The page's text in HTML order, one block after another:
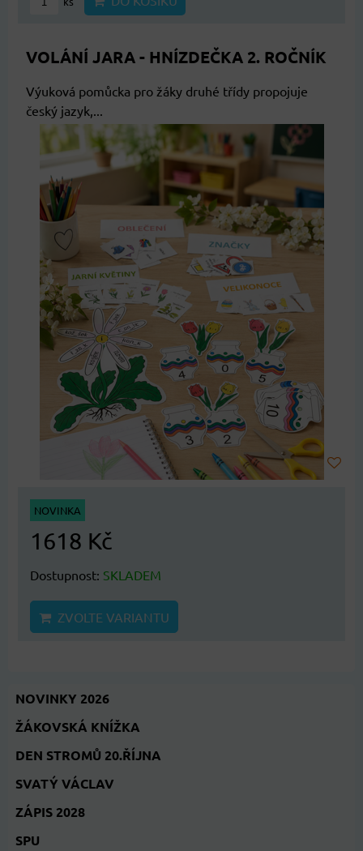
VOLÁNÍ JARA - HNÍZDEČKA 2. ROČNÍK
Výuková pomůcka pro žáky druhé třídy propojuje
český jazyk,...
NOVINKA
1618 Kč
Dostupnost: SKLADEM
ZVOLTE VARIANTU
NOVINKY 2026
ŽÁKOVSKÁ KNÍŽKA
DEN STROMŮ 20.ŘÍJNA
SVATÝ VÁCLAV
ZÁPIS 2028
SPU